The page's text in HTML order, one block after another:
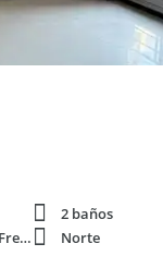
2 baños
Contra Frente Norte